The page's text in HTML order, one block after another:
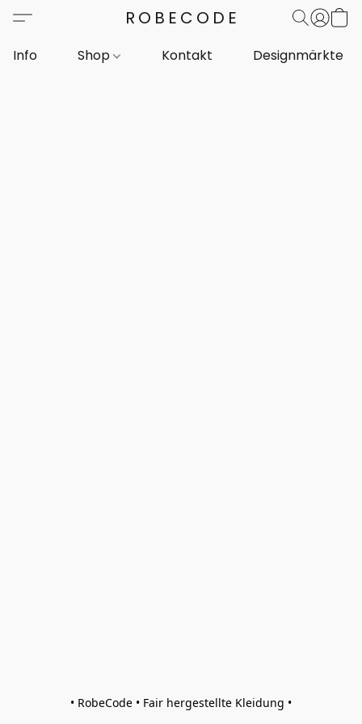
ROBECODE
Info Shop Kontakt Designmärkte
• RobeCode • Fair hergestellte Kleidung •